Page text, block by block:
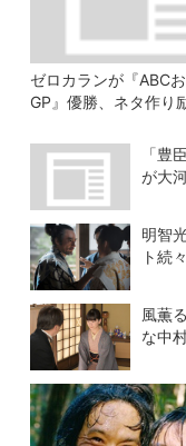
ゼロカランが『ABC
GP』優勝、ネタ作り
年間「若手で一番や
信はあった」
「豊
が大
明智
ト続
風薫
な中